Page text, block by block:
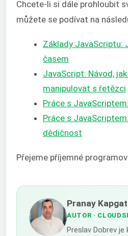
Chcete-li si dále prohloubit
můžete se podívat na
Základy JavaScriptu:
časem
JavaScript: Návod,
manipulovat s řetězci
Práce s
Práce s
dědičnost
Přejeme příjemné
Pranay
AUTOR ·
Preslav Dobrev je